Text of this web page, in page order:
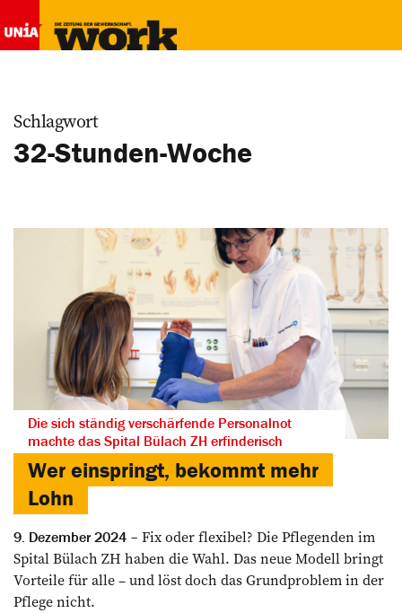
Schlagwort
32-Stunden-Woche
Die sich ständig verschärfende Personalnot
machte das Spital Bülach ZH erfinderisch
Wer einspringt, bekommt mehr
Lohn
9. Dezember 2024
Fix oder flexibel? Die ­Pflegenden im
Spital Bülach ZH haben die Wahl. Das neue Modell bringt
­Vorteile für alle – und löst doch das Grundproblem in der
Pflege nicht.